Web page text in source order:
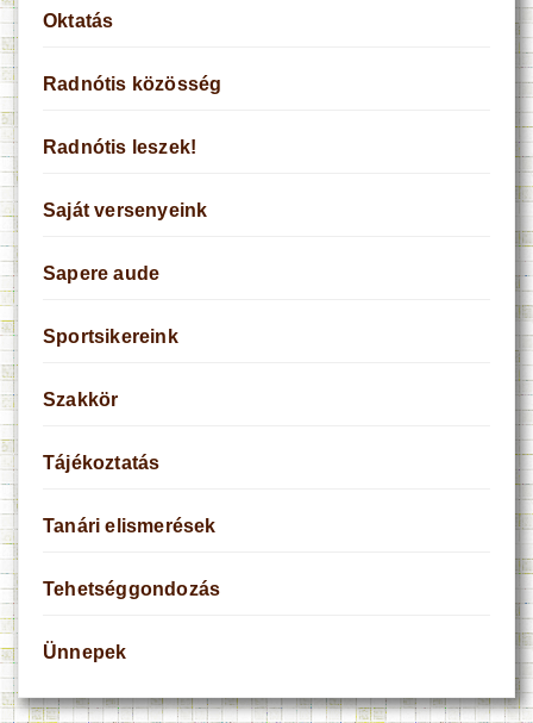
Oktatás
Radnótis közösség
Radnótis leszek!
Saját versenyeink
Sapere aude
Sportsikereink
Szakkör
Tájékoztatás
Tanári elismerések
Tehetséggondozás
Ünnepek